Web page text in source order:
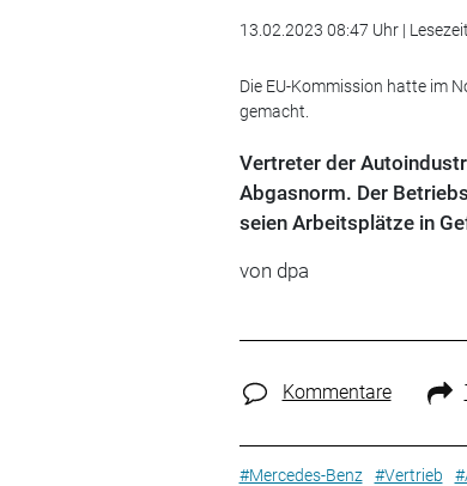
13.02.2023 08:47 Uhr |
Die EU-Kommission hatte im
gemacht.
Vertreter der
Abgasnorm. Der
seien Arbeitsplätze in
von dpa
Kommentare
#Mercedes-Benz #Vertrieb